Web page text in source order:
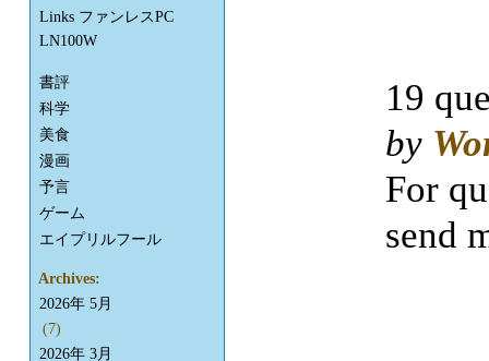
Links ファンレスPC
LN100W
書評
科学
美食
漫画
予言
ゲーム
エイプリルフール
Archives:
2026年 5月
(7)
2026年 3月
19
by
For
send